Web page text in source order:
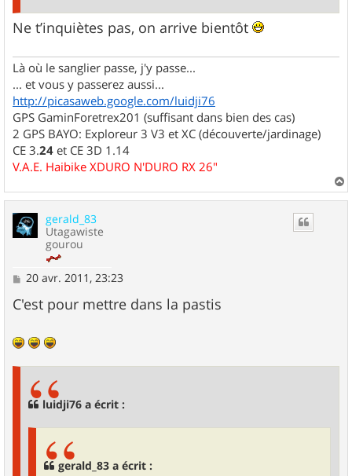
Ne t’inquiètes pas, on arrive bientôt
Là où le sanglier passe, j'y passe...
... et vous y passerez aussi...
http://picasaweb.google.com/luidji76
GPS GaminForetrex201 (suffisant dans bien des cas)
2 GPS BAYO: Exploreur 3 V3 et XC (découverte/jardinage)
CE 3.24 et CE 3D 1.14
V.A.E. Haibike XDURO N'DURO RX 26"
a
gerald_83
Utagawiste
gourou
M
s
s
g
e
20 avr. 2011, 23:23
C'est pour mettre dans la pastis
luidji76 a écrit :
gerald_83 a écrit :